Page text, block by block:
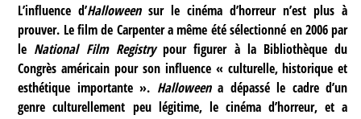
L’influence d’Halloweensur le cinéma d’horreur n’est plus à
prouver. Le film de Carpenter a même été sélectionné en 2006 par
le National Film Registrypour figurer à la Bibliothèque du
Congrès américain pour son influence « culturelle, historique et
esthétique importante ». Halloweena dépassé le cadre d’un
genre culturellement peu légitime, le cinéma d’horreur, et a